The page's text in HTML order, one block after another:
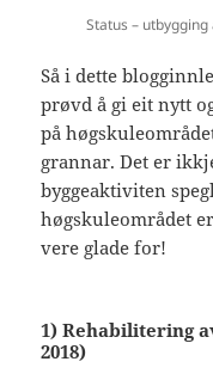
Status –
Så i dette
prøvd å gi eit nytt
på
grannar. Det er
byggeaktiviten
høgskuleområdet
vere glade for!
1) Rehabilitering
2018)